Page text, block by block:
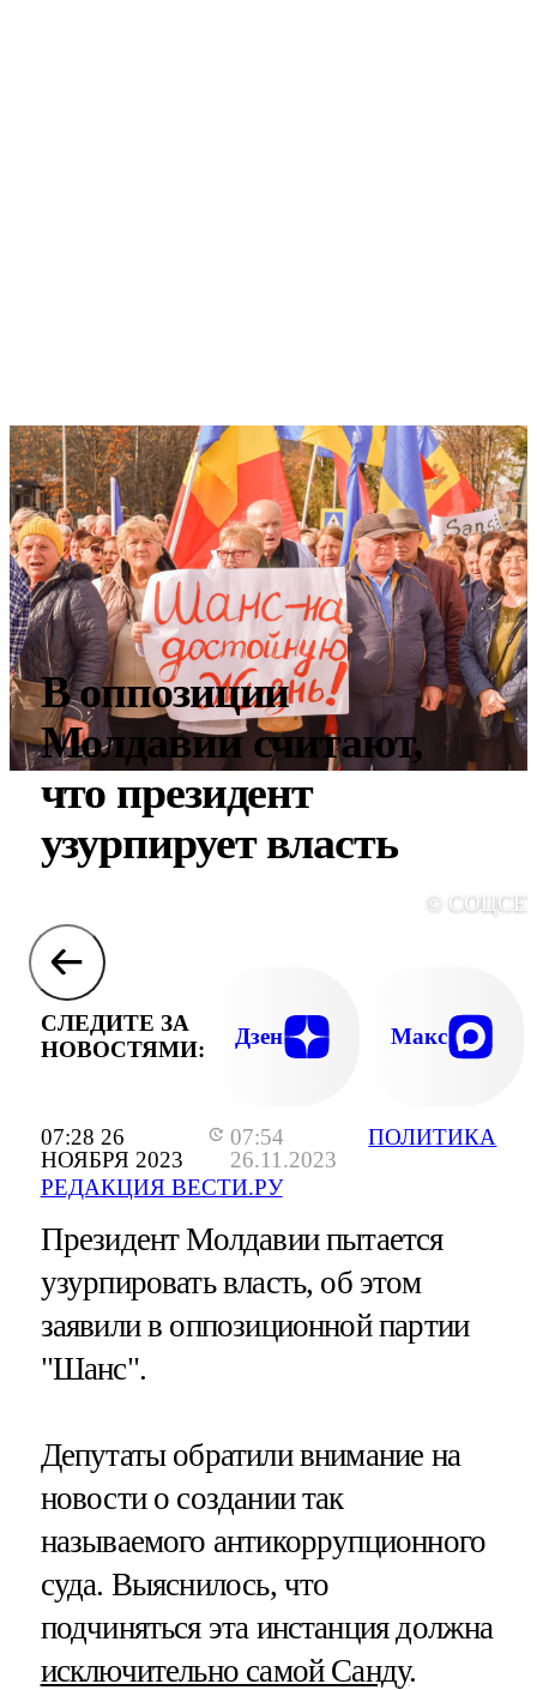
07:28 26
НОЯБРЯ 2023
07:54
26.11.2023
РЕДАКЦИЯ ВЕСТИ.РУ
ПОЛИТИКА
В оппозиции
Молдавии считают,
что президент
узурпирует власть
©
СЛЕДИТЕ ЗА
НОВОСТЯМИ:
Дзен Макс
Президент Молдавии пытается
узурпировать власть, об этом
заявили в оппозиционной партии
"Шанс".
Депутаты обратили внимание на
новости о создании так
называемого антикоррупционного
суда. Выяснилось, что
подчиняться эта инстанция должна
исключительно самой Санду.